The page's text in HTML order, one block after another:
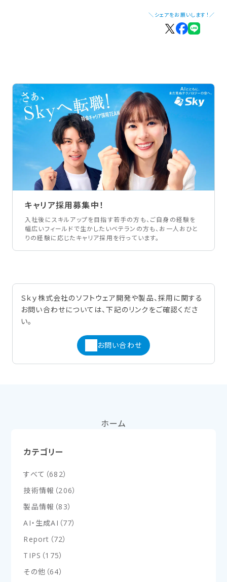
＼シェアをお願いします！／
キャリア採用募集中！
入社後にスキルアップを目指す若手の方も、ご自身の経験を
幅広いフィールドで生かしたいベテランの方も、お一人おひと
りの経験に応じたキャリア採用を行っています。
Ｓｋｙ株式会社のソフトウェア開発や製品、採用に関する
お問い合わせについては、下記のリンクをご確認くださ
い。
お問い合わせ
ホーム
カテゴリー
すべて （682）
技術情報 （206）
製品情報 （83）
AI・生成AI （77）
Report （72）
TIPS （175）
その他 （64）